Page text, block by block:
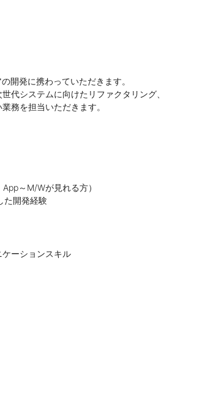
開発に携わっていただきます。
代システムに向けたリファクタリング、
務を担当いただきます。
～M/Wが見れる方）
た開発経験
ーションスキル